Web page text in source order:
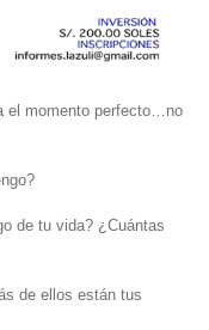
el momento perfecto…no
de tu vida? ¿Cuántas
de ellos están tus